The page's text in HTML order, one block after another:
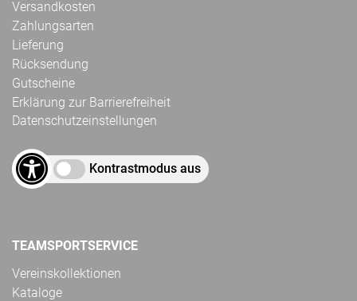
Versandkosten
Zahlungsarten
Lieferung
Rücksendung
Gutscheine
Erklärung zur Barrierefreiheit
Datenschutzeinstellungen
Kontrastmodus aus
TEAMSPORTSERVICE
Vereinskollektionen
Kataloge